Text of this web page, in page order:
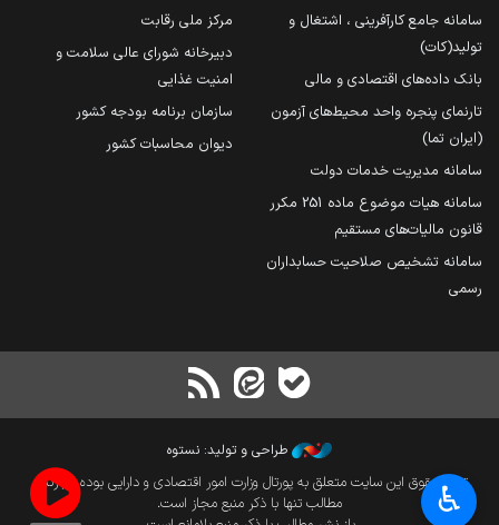
سامانه جامع کارآفرینی ، اشتغال و
تولید(کات)
بانک داده‌های اقتصادی و مالی
تارنمای پنجره واحد محیط‌های آزمون
(ایران تما)
سامانه مدیریت خدمات دولت
سامانه هیات موضوع ماده 251 مکرر
قانون مالیات‌های مستقیم
سامانه تشخیص صلاحیت حسابداران
رسمی
مرکز ملی رقابت
دبیرخانه شورای عالی سلامت و
امنیت غذایی
سازمان برنامه بودجه کشور
دیوان محاسبات کشور
طراحی و تولید: نستوه
تمام حقوق این سایت متعلق به پورتال وزارت امور اقتصادی و دارایی بوده و بازنشر
مطالب تنها با ذکر منبع مجاز است.
♿︎